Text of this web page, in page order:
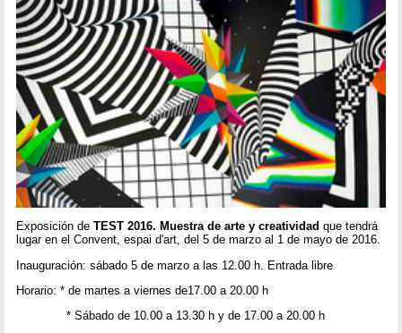
Exposición deTEST 2016. Muestra de arte y creatividad que tendrá
lugar en el Convent, espai d'art, del 5 de marzo al 1 de mayo de 2016.
Inauguración: sábado 5 de marzo a las 12.00 h. Entrada libre
Horario: * de martes a viernes de17.00 a 20.00 h
* Sábado de 10.00 a 13.30 h y de 17.00 a 20.00 h